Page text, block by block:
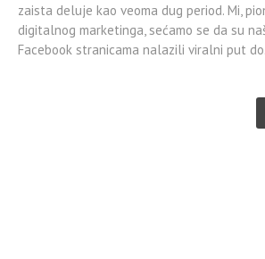
zaista deluje kao veoma dug period. Mi,
digitalnog marketinga, sećamo se da su
Facebook stranicama nalazili viralni put